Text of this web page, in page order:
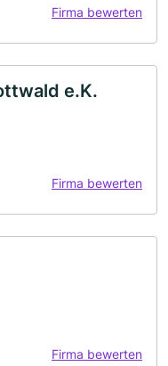
Firma bewerten
e.K.
Firma bewerten
Firma bewerten